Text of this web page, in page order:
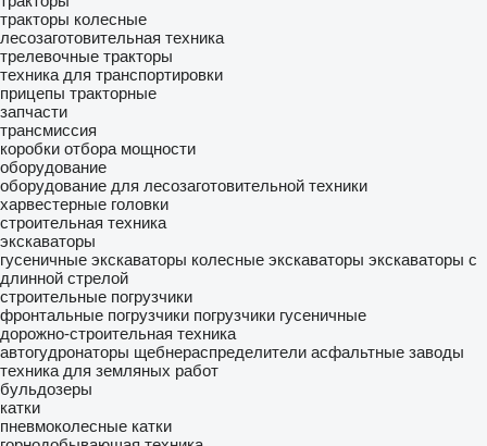
тракторы колесные
лесозаготовительная техника
трелевочные тракторы
техника для транспортировки
прицепы тракторные
запчасти
трансмиссия
коробки отбора мощности
оборудование
оборудование для лесозаготовительной техники
харвестерные головки
строительная техника
экскаваторы
гусеничные экскаваторы колесные экскаваторы экскаваторы с
длинной стрелой
строительные погрузчики
фронтальные погрузчики погрузчики гусеничные
дорожно-строительная техника
автогудронаторы щебнераспределители асфальтные заводы
техника для земляных работ
бульдозеры
катки
пневмоколесные катки